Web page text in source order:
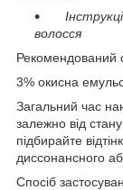
волосся
Рекомендований
3% окисна
Загальний час
залежно від
підбирайте
диссонансного
Спосіб